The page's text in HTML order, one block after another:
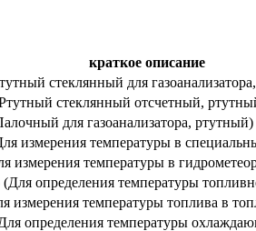
краткое описание
стеклянный для
стеклянный отсчетный,
для газоанализатора, ртутный)
измерения температуры в
измерения температуры в
определения температуры
измерения температуры топлива в
определения температуры